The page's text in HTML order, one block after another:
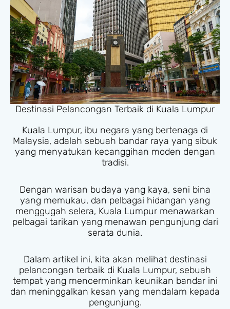
Destinasi Pelancongan Terbaik di Kuala Lumpur
Kuala Lumpur, ibu negara yang bertenaga di
Malaysia, adalah sebuah bandar raya yang sibuk
yang menyatukan kecanggihan moden dengan
tradisi.
Dengan warisan budaya yang kaya, seni bina
yang memukau, dan pelbagai hidangan yang
menggugah selera, Kuala Lumpur menawarkan
pelbagai tarikan yang menawan pengunjung dari
serata dunia.
Dalam artikel ini, kita akan melihat destinasi
pelancongan terbaik di Kuala Lumpur, sebuah
tempat yang mencerminkan keunikan bandar ini
dan meninggalkan kesan yang mendalam kepada
pengunjung.